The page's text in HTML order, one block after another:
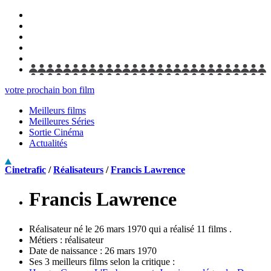
votre prochain bon film
Meilleurs films
Meilleures Séries
Sortie Cinéma
Actualités
Cinetrafic /Réalisateurs /Francis Lawrence
Francis Lawrence
Réalisateur né le 26 mars 1970 qui a réalisé 11 films .
Métiers : réalisateur
Date de naissance : 26 mars 1970
Ses 3 meilleurs films selon la critique :